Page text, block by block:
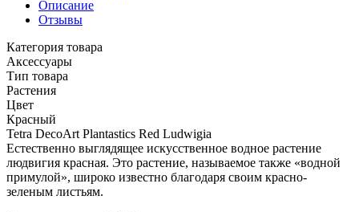
Описание
Отзывы
Категория товара
Аксессуары
Тип товара
Растения
Цвет
Красный
Tetra DecoArt Plantastics Red Ludwigia
Естественно выглядящее искусственное водное растение
людвигия красная. Это растение, называемое также «водной
примулой», широко известно благодаря своим красно-
зеленым листьям.